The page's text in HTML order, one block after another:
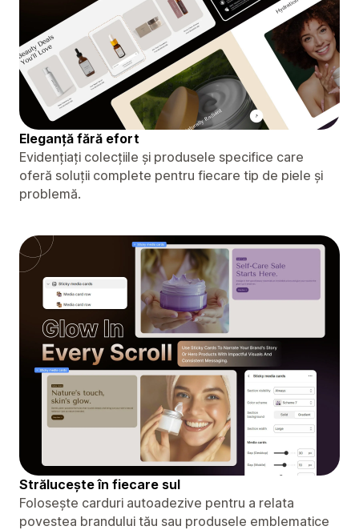
Eleganță fără efort
Evidențiați colecțiile și produsele specifice care
oferă soluții complete pentru fiecare tip de piele și
problemă.
Strălucește în fiecare sul
Folosește carduri autoadezive pentru a relata
povestea brandului tău sau produsele emblematice